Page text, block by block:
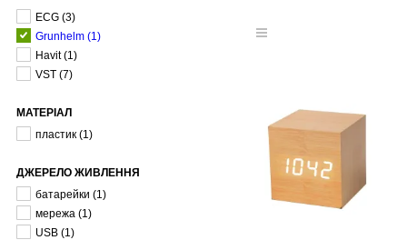
ECG (3)
Grunhelm (1)
Havit (1)
VST (7)
МАТЕРІАЛ
пластик (1)
ДЖЕРЕЛО ЖИВЛЕННЯ
батарейки (1)
мережа (1)
USB (1)